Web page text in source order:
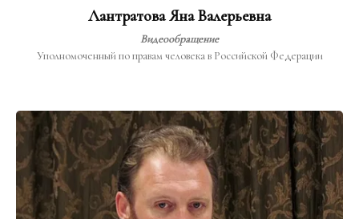
Лантратова Яна Валерьевна
Видеообращение
Уполномоченный по правам человека в Российской Федерации